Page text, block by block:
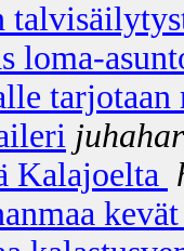
loma-
tarjotaan
Kalajoelta